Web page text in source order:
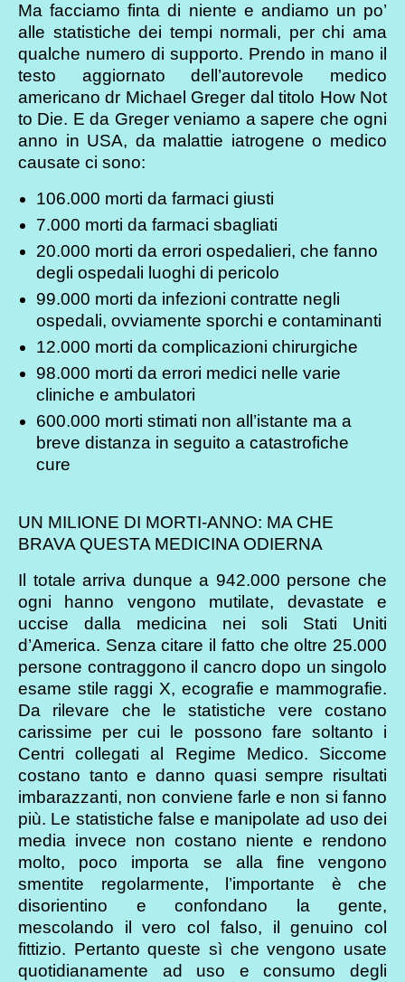
Ma facciamo finta di niente e andiamo un po’
alle statistiche dei tempi normali, per chi ama
qualche numero di supporto. Prendo in mano il
testo aggiornato dell’autorevole medico
americano dr Michael Greger dal titolo How Not
to Die. E da Greger veniamo a sapere che ogni
anno in USA, da malattie iatrogene o medico
causate ci sono:
106.000 morti da farmaci giusti
7.000 morti da farmaci sbagliati
20.000 morti da errori ospedalieri, che fanno
degli ospedali luoghi di pericolo
99.000 morti da infezioni contratte negli
ospedali, ovviamente sporchi e contaminanti
12.000 morti da complicazioni chirurgiche
98.000 morti da errori medici nelle varie
cliniche e ambulatori
600.000 morti stimati non all’istante ma a
breve distanza in seguito a catastrofiche
cure
UN MILIONE DI MORTI-ANNO: MA CHE
BRAVA QUESTA MEDICINA ODIERNA
Il totale arriva dunque a 942.000 persone che
ogni hanno vengono mutilate, devastate e
uccise dalla medicina nei soli Stati Uniti
d’America. Senza citare il fatto che oltre 25.000
persone contraggono il cancro dopo un singolo
esame stile raggi X, ecografie e mammografie.
Da rilevare che le statistiche vere costano
carissime per cui le possono fare soltanto i
Centri collegati al Regime Medico. Siccome
costano tanto e danno quasi sempre risultati
imbarazzanti, non conviene farle e non si fanno
più. Le statistiche false e manipolate ad uso dei
media invece non costano niente e rendono
molto, poco importa se alla fine vengono
smentite regolarmente, l’importante è che
disorientino e confondano la gente,
mescolando il vero col falso, il genuino col
fittizio. Pertanto queste sì che vengono usate
quotidianamente ad uso e consumo degli